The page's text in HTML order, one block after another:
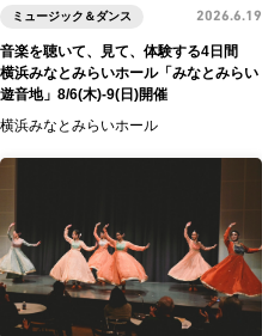
音楽を聴いて、見て、体験する4日間
横浜みなとみらいホール「みなとみらい
遊音地」8/6(木)-9(日)開催
横浜みなとみらいホール
ミュージック＆ダンス 2026.6.19